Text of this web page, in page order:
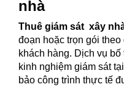
nhà
Thuê giám sát xây
đoạn hoặc trọn gói
khách hàng. Dịch vụ
kinh nghiệm giám sát
bảo công trình thực tế